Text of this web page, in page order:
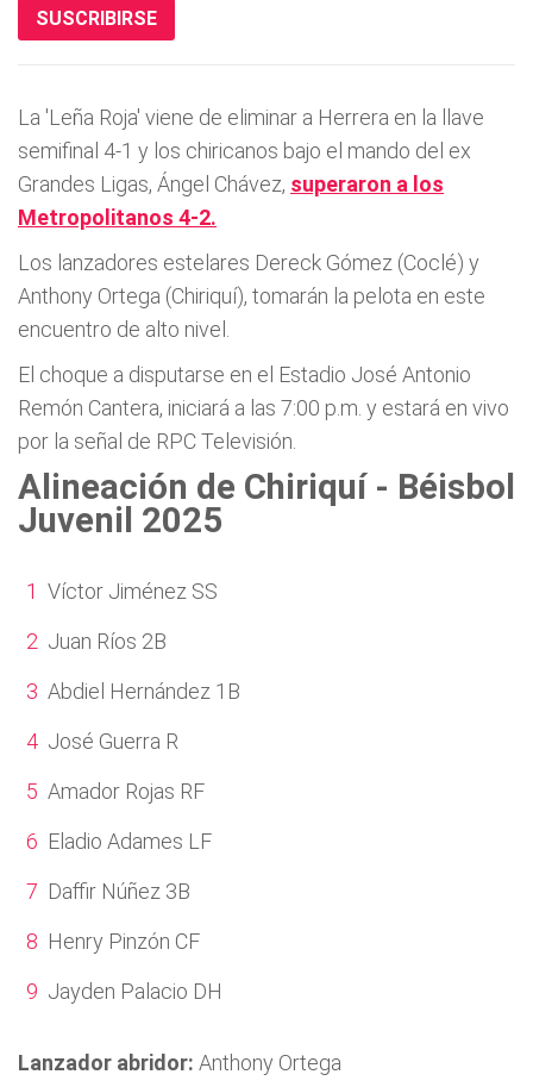
SUSCRIBIRSE
La 'Leña Roja' viene de eliminar a Herrera en la llave
semifinal 4-1 y los chiricanos bajo el mando del ex
Grandes Ligas, Ángel Chávez, superaron a los
Metropolitanos 4-2.
Los lanzadores estelares Dereck Gómez (Coclé) y
Anthony Ortega (Chiriquí), tomarán la pelota en este
encuentro de alto nivel.
El choque a disputarse en el Estadio José Antonio
Remón Cantera, iniciará a las 7:00 p.m. y estará en vivo
por la señal de RPC Televisión.
Alineación de Chiriquí - Béisbol
Juvenil 2025
Víctor Jiménez SS
Juan Ríos 2B
Abdiel Hernández 1B
José Guerra R
Amador Rojas RF
Eladio Adames LF
Daffir Núñez 3B
Henry Pinzón CF
Jayden Palacio DH
Lanzador abridor: Anthony Ortega